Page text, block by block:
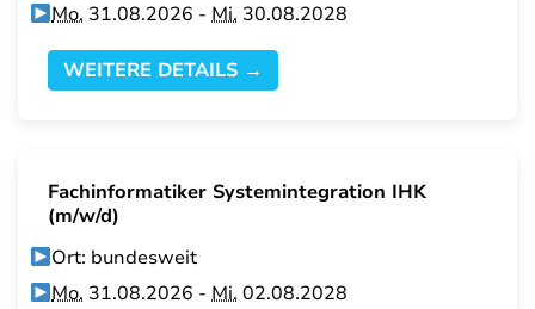
Mo. 31.08.2026 -Mi. 30.08.2028
WEITERE DETAILS →
Fachinformatiker Systemintegration IHK
(m/w/d)
Ort: bundesweit
Mo. 31.08.2026 -Mi. 02.08.2028